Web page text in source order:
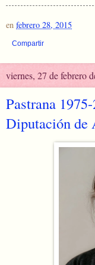
en febrero 28, 2015
Compartir
viernes, 27 de febrero
Pastrana
Diputación de